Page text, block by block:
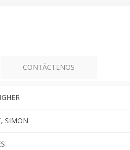
CONTÁCTENOS
SIMON